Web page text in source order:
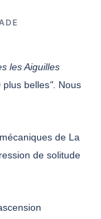
les Aiguilles
plus belles". Nous
de La
de solitude